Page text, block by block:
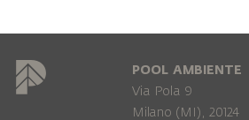
POOL AMBIENTE
Via Pola 9
Milano (MI), 20124